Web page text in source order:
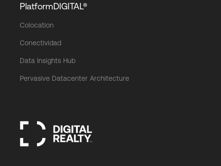
PlatformDIGITAL®
Colocation
Conectividad
Data Insights Hub
Pervasive Datacenter Architecture